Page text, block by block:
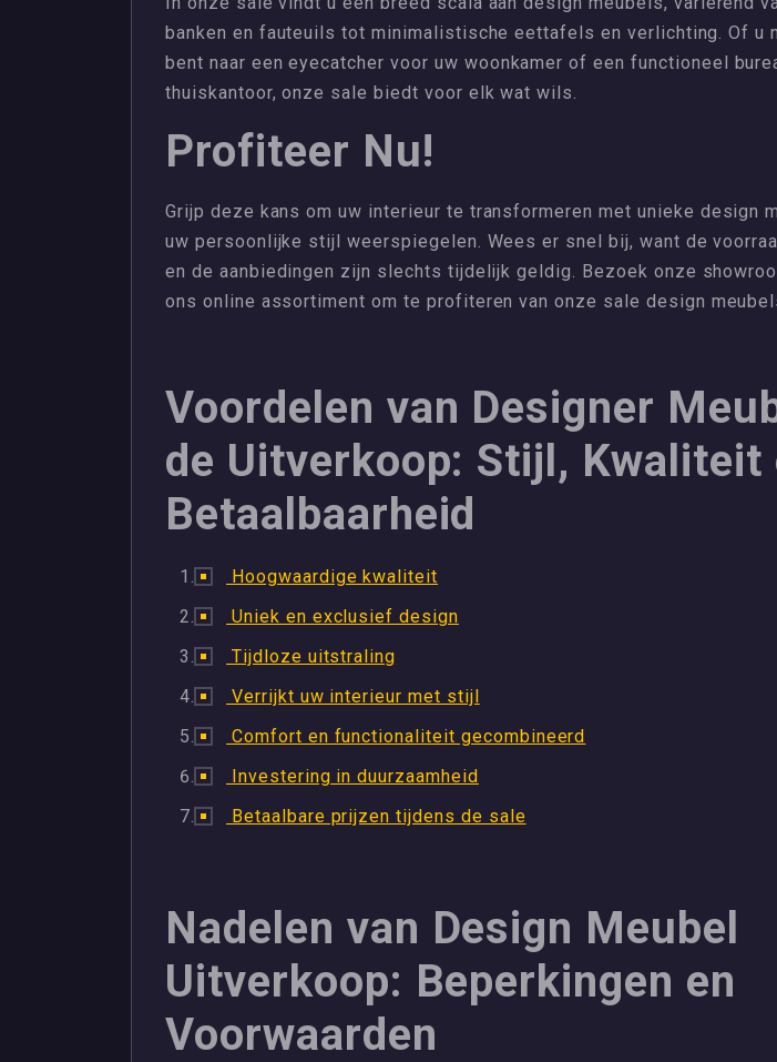
banken en fauteuils tot minimalistische eettafels en verlichting. Of u
bent naar een eyecatcher voor uw woonkamer of een functioneel
thuiskantoor, onze sale biedt voor elk wat wils.
Profiteer Nu!
Grijp deze kans om uw interieur te transformeren met unieke design
uw persoonlijke stijl weerspiegelen. Wees er snel bij, want de
en de aanbiedingen zijn slechts tijdelijk geldig. Bezoek onze
ons online assortiment om te profiteren van onze sale design
Voordelen van Designer
de Uitverkoop: Stijl, Kwaliteit
Betaalbaarheid
Hoogwaardige kwaliteit
Uniek en exclusief design
Tijdloze uitstraling
Verrijkt uw interieur met stijl
Comfort en functionaliteit gecombineerd
Investering in duurzaamheid
Betaalbare prijzen tijdens de sale
Nadelen van Design Meubel
Uitverkoop: Beperkingen en
Voorwaarden